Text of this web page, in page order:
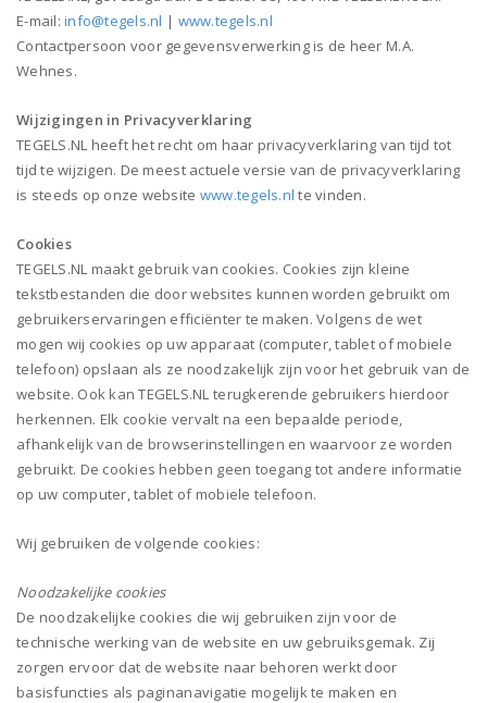
E-mail:info@tegels.nl | www.tegels.nl
Contactpersoon voor gegevensverwerking is de heer M.A.
Wehnes.
Wijzigingen in Privacyverklaring
TEGELS.NL heeft het recht om haar privacyverklaring van tijd tot
tijd te wijzigen. De meest actuele versie van de privacyverklaring
is steeds op onze website www.tegels.nl te vinden.
Cookies
TEGELS.NL maakt gebruik van cookies. Cookies zijn kleine
tekstbestanden die door websites kunnen worden gebruikt om
gebruikerservaringen efficiënter te maken. Volgens de wet
mogen wij cookies op uw apparaat (computer, tablet of mobiele
telefoon) opslaan als ze noodzakelijk zijn voor het gebruik van de
website. Ook kan TEGELS.NL terugkerende gebruikers hierdoor
herkennen. Elk cookie vervalt na een bepaalde periode,
afhankelijk van de browserinstellingen en waarvoor ze worden
gebruikt. De cookies hebben geen toegang tot andere informatie
op uw computer, tablet of mobiele telefoon.
Wij gebruiken de volgende cookies:
Noodzakelijke cookies
De noodzakelijke cookies die wij gebruiken zijn voor de
technische werking van de website en uw gebruiksgemak. Zij
zorgen ervoor dat de website naar behoren werkt door
basisfuncties als paginanavigatie mogelijk te maken en